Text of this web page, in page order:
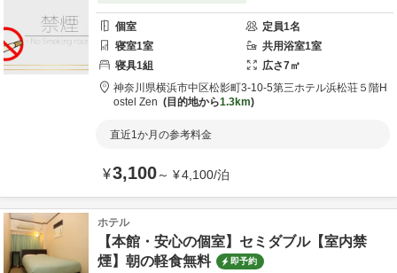
個室 定員1名
寝室1室 共用浴室1室
寝具1組 広さ7㎡
神奈川県横浜市中区松影町3-10-5第三ホテル浜松荘５階H
ostel Zen
目的地から1.3km
直近1か月の参考料金
¥3,100～ ¥4,100/泊
ホテル
【本館・安心の個室】セミダブル【室内禁
煙】朝の軽食無料
即予約